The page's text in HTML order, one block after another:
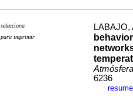
selecciona
para imprimir
Atmósfera
6236
·